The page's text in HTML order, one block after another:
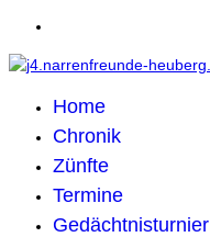
Home
Chronik
Zünfte
Termine
Gedächtnisturnier